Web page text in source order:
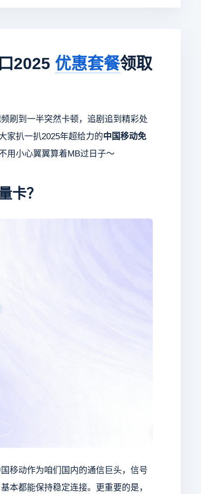
2025 优惠套餐领取
刷到一半突然卡顿，追剧追到精彩处
家扒一扒2025年超给力的中国移动免
用小心翼翼算着MB过日子～
卡？
移动作为咱们国内的通信巨头，信号
本都能保持稳定连接。更重要的是，